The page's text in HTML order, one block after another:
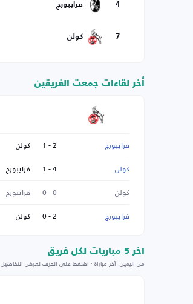
4 فرايبورج
7 كولن
أخر لقاءات جمعت الفريقين
فرايبورج 2 - 1 كولن
كولن
4 - 1 فرايبورج
كولن
0 - 0 فرايبورج
فرايبورج
2 - 0 كولن
اخر 5 مباريات لكل فريق
من اليمين: آخر مباراة · اضغط على الحرف لعرض التفاصيل